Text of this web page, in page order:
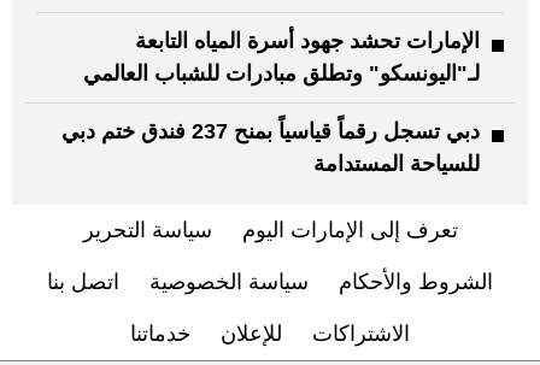
الإمارات تحشد جهود أسرة المياه التابعة
لـ"اليونسكو" وتطلق مبادرات للشباب العالمي
دبي تسجل رقماً قياسياً بمنح 237 فندق ختم دبي
للسياحة المستدامة
تعرف إلى الإمارات اليوم سياسة التحرير
الشروط والأحكام سياسة الخصوصية اتصل بنا
الاشتراكات للإعلان خدماتنا